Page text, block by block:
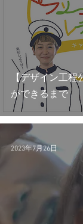
【デザイン工
ができるまで
2023年7月26日